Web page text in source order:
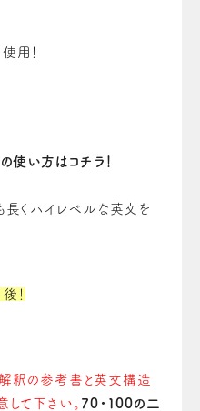
用！
の使い方はコチラ！
くハイレベルな英文を
！
釈の参考書と英文構造
て下さい。 70・100の二